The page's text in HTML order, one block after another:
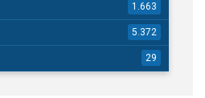
1.663
5.372
29